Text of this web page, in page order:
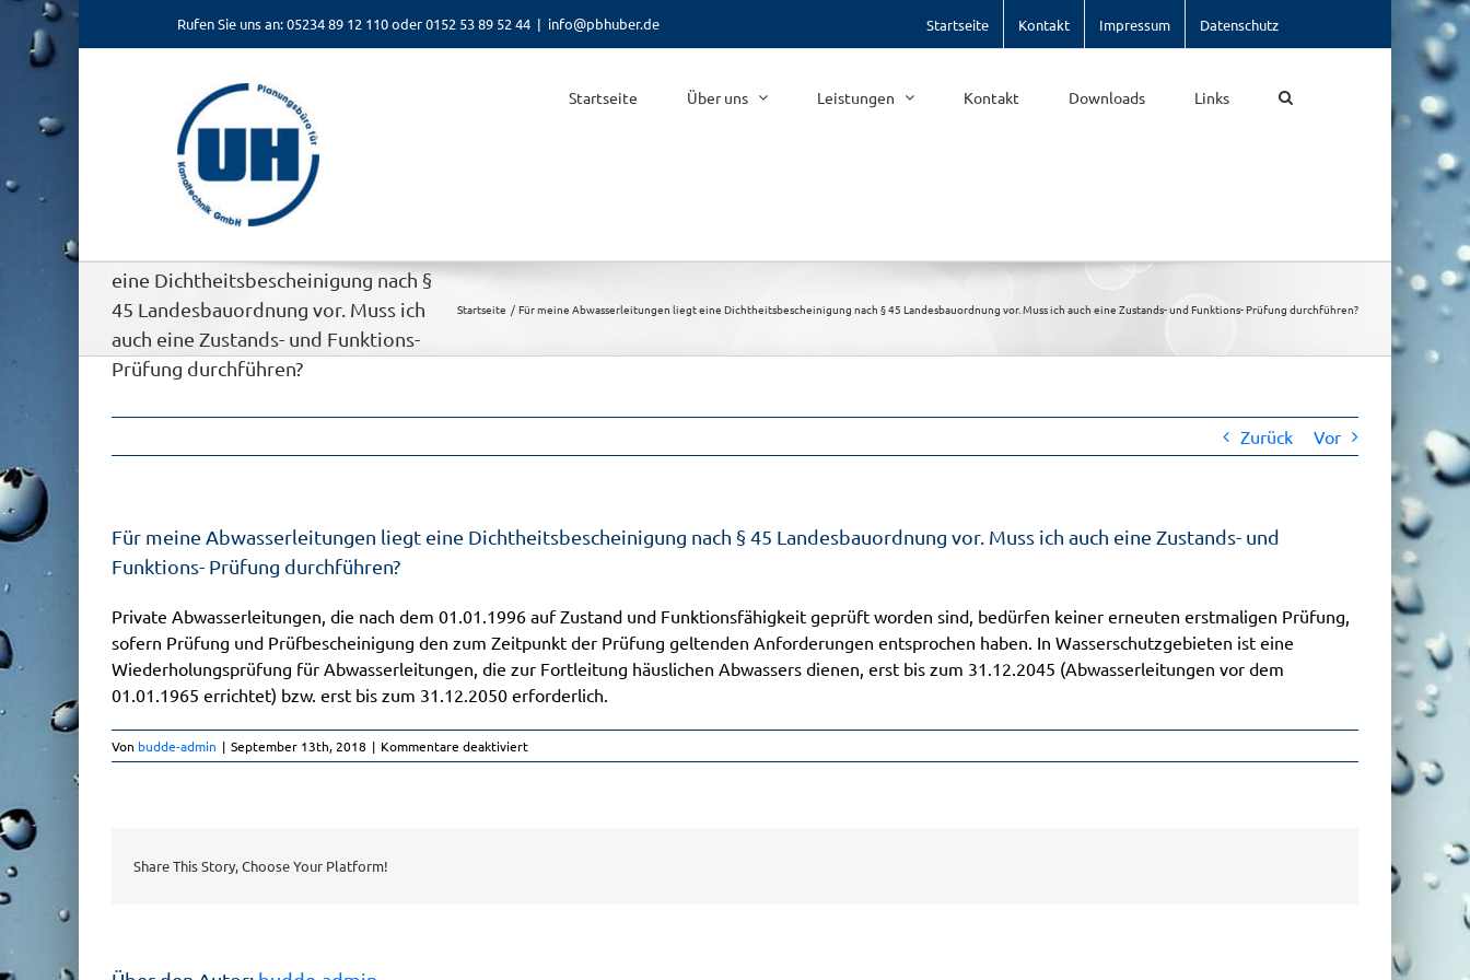
Inhalt
springen
Rufen Sie uns an: 05234 89 12 110 oder 0152 53 89 52 44 | info@pbhuber.de Startseite Kontakt Impressum Datenschutz
Startseite Über uns Leistungen Kontakt Downloads Links
eine Dichtheitsbescheinigung nach §
45 Landesbauordnung vor. Muss ich
auch eine Zustands- und Funktions-
Prüfung durchführen?
Startseite Für meine Abwasserleitungen liegt eine Dichtheitsbescheinigung nach § 45 Landesbauordnung vor. Muss ich auch eine Zustands- und Funktions- Prüfung durchführen?
Zurück Vor
Für meine Abwasserleitungen liegt eine Dichtheitsbescheinigung nach § 45 Landesbauordnung vor. Muss ich auch eine Zustands- und
Funktions- Prüfung durchführen?
Private Abwasserleitungen, die nach dem 01.01.1996 auf Zustand und Funktionsfähigkeit geprüft worden sind, bedürfen keiner erneuten erstmaligen Prüfung,
sofern Prüfung und Prüfbescheinigung den zum Zeitpunkt der Prüfung geltenden Anforderungen entsprochen haben. In Wasserschutzgebieten ist eine
Wiederholungsprüfung für Abwasserleitungen, die zur Fortleitung häuslichen Abwassers dienen, erst bis zum 31.12.2045 (Abwasserleitungen vor dem
01.01.1965 errichtet) bzw. erst bis zum 31.12.2050 erforderlich.
Von budde-admin | September 13th, 2018 | Kommentare deaktiviertfür
Für
Share This Story, Choose Your Platform!